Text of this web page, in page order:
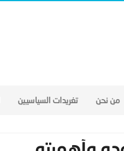
من نحن تغريدات السياسيين